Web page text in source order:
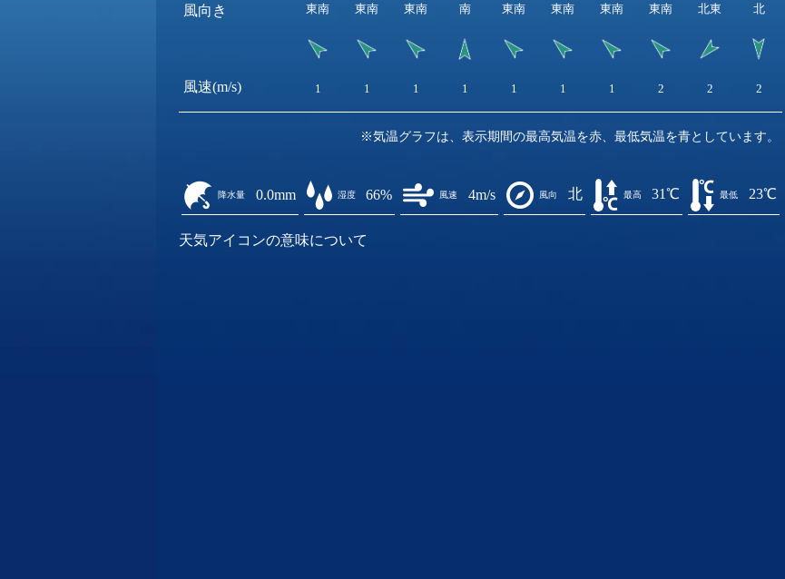
風向き
風速(m/s)
東南 東南 東南 南 東南 東南 東南 東南 北東 北
1 1 1 1 1 1 1 2 2 2
※気温グラフは、表示期間の最高気温を赤、最低気温を青としています。
降水量 0.0mm 湿度 66% 風速 4m/s 風向 北 最高 31℃ 最低 23℃
天気アイコンの意味について